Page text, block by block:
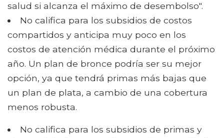
salud si alcanza el máximo de desembolso".
No califica para los subsidios de costos
compartidos y anticipa muy poco en los
costos de atención médica durante el próximo
año. Un plan de bronce podría ser su mejor
opción, ya que tendrá primas más bajas que
un plan de plata, a cambio de una cobertura
menos robusta.
No califica para los subsidios de primas y